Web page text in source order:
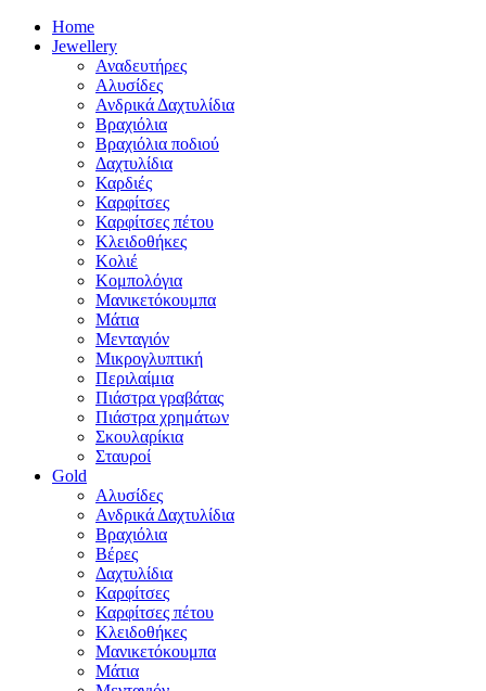
Home
Jewellery
Αναδευτήρες
Αλυσίδες
Ανδρικά Δαχτυλίδια
Βραχιόλια
Βραχιόλια ποδιού
Δαχτυλίδια
Καρδιές
Καρφίτσες
Καρφίτσες πέτου
Κλειδοθήκες
Κολιέ
Κομπολόγια
Μανικετόκουμπα
Μάτια
Μενταγιόν
Μικρογλυπτική
Περιλαίμια
Πιάστρα γραβάτας
Πιάστρα χρημάτων
Σκουλαρίκια
Σταυροί
Gold
Αλυσίδες
Ανδρικά Δαχτυλίδια
Βραχιόλια
Βέρες
Δαχτυλίδια
Καρφίτσες
Καρφίτσες πέτου
Κλειδοθήκες
Μανικετόκουμπα
Μάτια